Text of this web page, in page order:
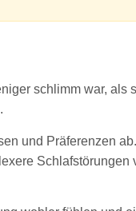
schlimm war, als
und Präferenzen
Schlafstörungen